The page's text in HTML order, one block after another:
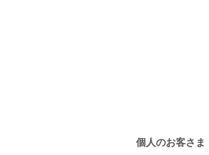
個人のお客さま